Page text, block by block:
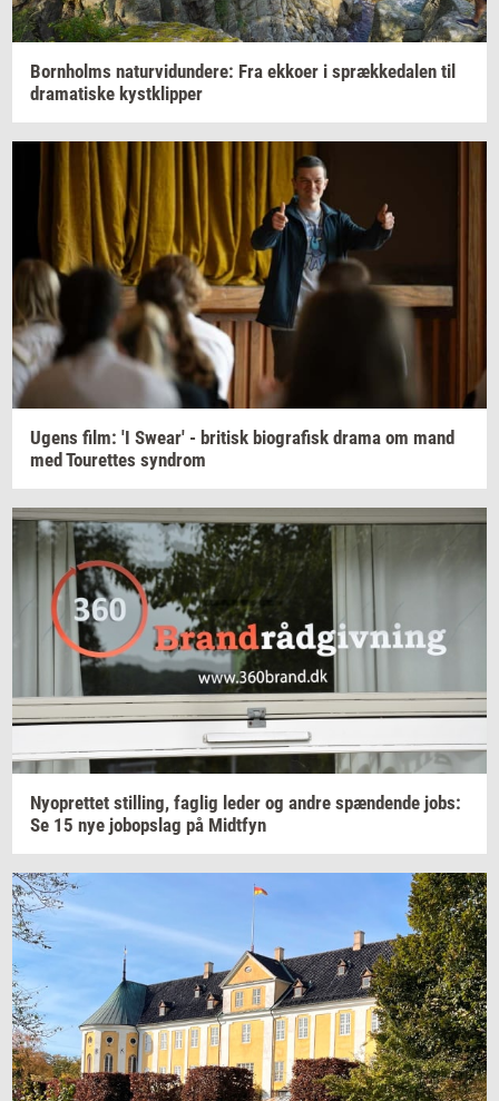
Born­holms na­tur­vi­dun­de­re: Fra ek­ko­er i spræk­ke­da­len til
dra­ma­ti­ske kyst­klip­per
Ugens film: 'I Swear' - bri­tisk bi­o­gra­fisk drama om mand
medTou­ret­tes syn­drom
Ny­op­ret­tet stil­ling, fag­lig leder og andre spæn­den­de jobs:
Se 15 nye jo­bop­slag på Midt­fyn